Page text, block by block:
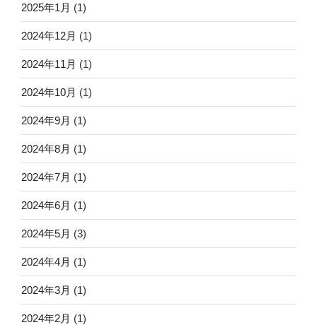
2025年1月 (1)
2024年12月 (1)
2024年11月 (1)
2024年10月 (1)
2024年9月 (1)
2024年8月 (1)
2024年7月 (1)
2024年6月 (1)
2024年5月 (3)
2024年4月 (1)
2024年3月 (1)
2024年2月 (1)